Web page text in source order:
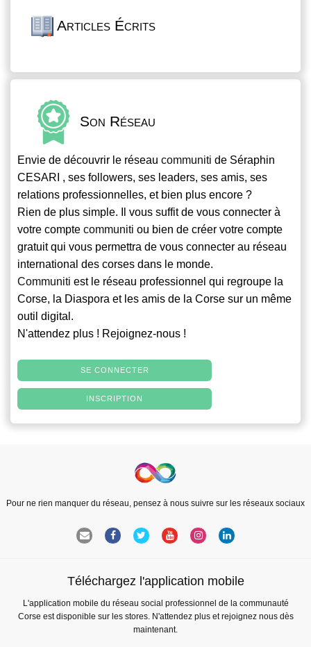
Articles Écrits
Son Réseau
Envie de découvrir le réseau communiti de Séraphin
CESARI , ses followers, ses leaders, ses amis, ses
relations professionnelles, et bien plus encore ?
Rien de plus simple. Il vous suffit de vous connecter à
votre compte communiti ou bien de créer votre compte
gratuit qui vous permettra de vous connecter au réseau
international des corses dans le monde.
Communiti est le réseau professionnel qui regroupe la
Corse, la Diaspora et les amis de la Corse sur un même
outil digital.
N'attendez plus ! Rejoignez-nous !
SE CONNECTER
INSCRIPTION
Pour ne rien manquer du réseau, pensez à nous suivre sur les réseaux sociaux
Téléchargez l'application mobile
L'application mobile du réseau social professionnel de la communauté
Corse est disponible sur les stores. N'attendez plus et rejoignez nous dès
maintenant.